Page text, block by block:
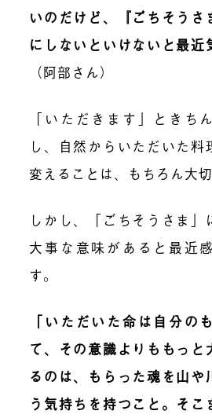
いのだけど、『ごちそうさ
にしないといけないと最近
（阿部さん）
「いただきます」ときち
し、自然からいただいた料
変えることは、もちろん大切
しかし、「ごちそうさま」
大事な意味があると最近
す。
「いただいた命は自分の
て、その意識よりももっと
るのは、もらった魂を山や
う気持ちを持つこと。そこ